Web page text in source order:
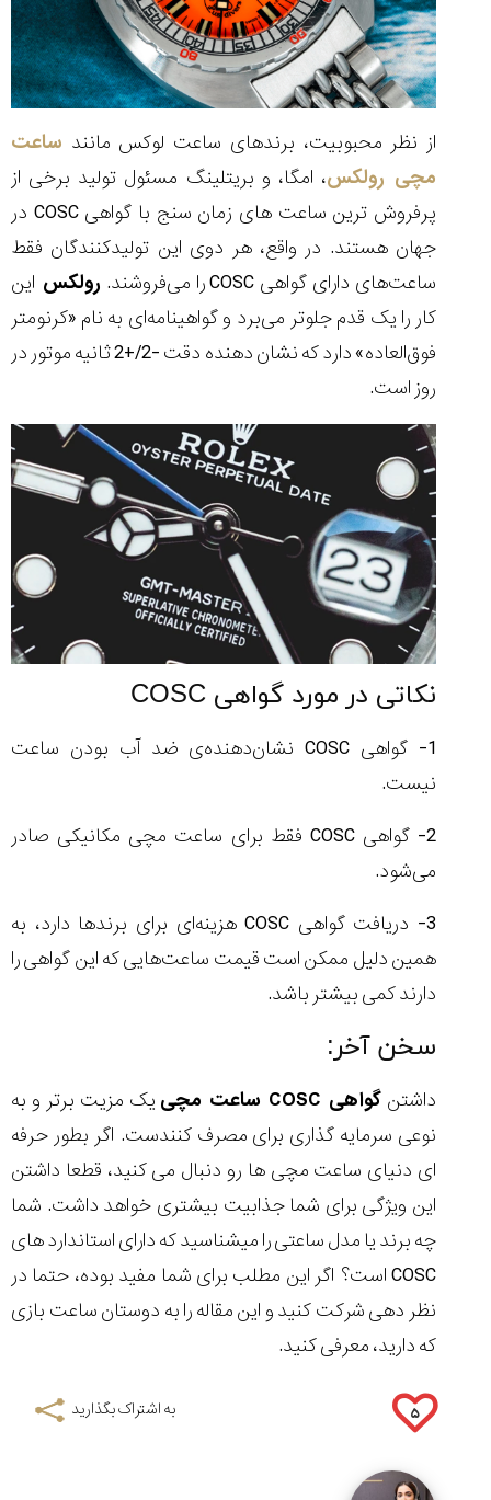
از نظر محبوبیت، برندهای ساعت لوکس مانند ساعت
مچی رولکس، امگا، و بریتلینگ مسئول تولید برخی از
پرفروش ترین ساعت های زمان سنج با گواهی COSC در
جهان هستند. در واقع، هر دوی این تولیدکنندگان فقط
ساعت‌های دارای گواهی COSC را می‌فروشند.
رولکس این
کار را یک قدم جلوتر می‌برد و گواهینامه‌ای به نام «کرنومتر
فوق‌العاده» دارد که نشان دهنده دقت -2/+2 ثانیه موتور در
روز است.
نکاتی در مورد گواهی COSC
1- گواهی COSC نشان‌دهنده‌ی ضد آب بودن ساعت
نیست.
2- گواهی COSC فقط برای ساعت‌ مچی مکانیکی صادر
می‌شود.
3- دریافت گواهی COSC هزینه‌ای برای برندها دارد، به
همین دلیل ممکن است قیمت ساعت‌هایی که این گواهی را
دارند کمی بیشتر باشد.
سخن آخر:
داشتن گواهی COSC ساعت مچی
یک مزیت برتر و به
نوعی سرمایه گذاری برای مصرف کنندست. اگر بطور حرفه
ای دنیای ساعت مچی ها رو دنبال می کنید، قطعا داشتن
این ویژگی برای شما جذابیت بیشتری خواهد داشت. شما
چه برند یا مدل ساعتی را میشناسید که دارای استاندارد های
COSC است؟ اگر این مطلب برای شما مفید بوده، حتما در
نظر دهی شرکت کنید و این مقاله را به دوستان ساعت بازی
که دارید، معرفی کنید.
۵ به اشتراک بگذارید